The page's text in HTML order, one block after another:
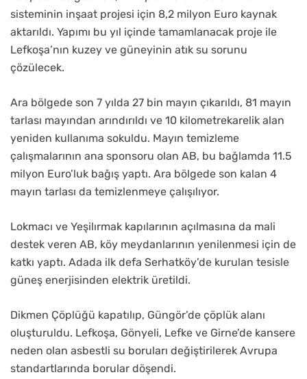
sisteminin inşaat projesi için 8,2 milyon Euro kaynak
aktarıldı. Yapımı bu yıl içinde tamamlanacak proje ile
Lefkoşa’nın kuzey ve güneyinin atık su sorunu
çözülecek.
Ara bölgede son 7 yılda 27 bin mayın çıkarıldı, 81 mayın
tarlası mayından arındırıldı ve 10 kilometrekarelik alan
yeniden kullanıma sokuldu. Mayın temizleme
çalışmalarının ana sponsoru olan AB, bu bağlamda 11.5
milyon Euro’luk bağış yaptı. Ara bölgede son kalan 4
mayın tarlası da temizlenmeye çalışılıyor.
Lokmacı ve Yeşilırmak kapılarının açılmasına da mali
destek veren AB, köy meydanlarının yenilenmesi için de
katkı yaptı. Adada ilk defa Serhatköy’de kurulan tesisle
güneş enerjisinden elektrik üretildi.
Dikmen Çöplüğü kapatılıp, Güngör’de çöplük alanı
oluşturuldu. Lefkoşa, Gönyeli, Lefke ve Girne’de kansere
neden olan asbestli su boruları değiştirilerek Avrupa
standartlarında borular döşendi.